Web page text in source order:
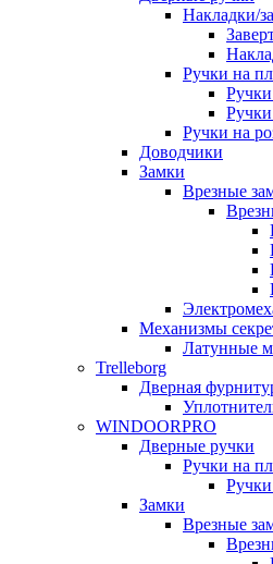
Накладки/
Ручки на
Ручки на
Доводчики
Замки
Врезные
Механизмы
Латунные
Trelleborg
Дверная
WINDOORPRO
Дверные ручки
Ручки на
Замки
Врезные